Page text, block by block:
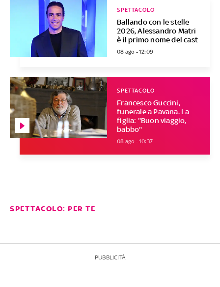
Ballando con le stelle
2026, Alessandro Matri
è il primo nome del cast
SPETTACOLO
08 ago - 12:09
Francesco Guccini,
funerale a Pavana. La
figlia: "Buon viaggio,
babbo"
SPETTACOLO
08 ago - 10:37
SPETTACOLO: PER TE
PUBBLICITÀ